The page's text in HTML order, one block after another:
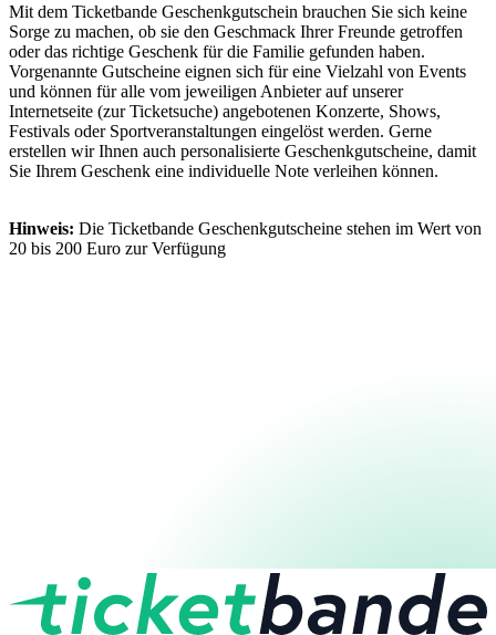
Mit dem Ticketbande Geschenkgutschein brauchen Sie sich keine
Sorge zu machen, ob sie den Geschmack Ihrer Freunde getroffen
oder das richtige Geschenk für die Familie gefunden haben.
Vorgenannte Gutscheine eignen sich für eine Vielzahl von Events
und können für alle vom jeweiligen Anbieter auf unserer
Internetseite (zur Ticketsuche) angebotenen Konzerte, Shows,
Festivals oder Sportveranstaltungen eingelöst werden. Gerne
erstellen wir Ihnen auch personalisierte Geschenkgutscheine, damit
Sie Ihrem Geschenk eine individuelle Note verleihen können.
Hinweis: Die Ticketbande Geschenkgutscheine stehen im Wert von
20 bis 200 Euro zur Verfügung